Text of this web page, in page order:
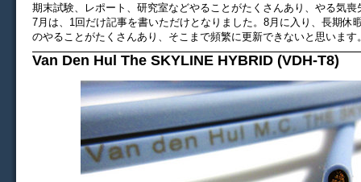
期末試験、レポート、研究室などやることがたくさんあり、やる気喪
7月は、1回だけ記事を書いただけとなりました。8月に入り、長期休
のやることがたくさんあり、そこまで頻繁に更新できないと思います
Van Den Hul The SKYLINE HYBRID (VDH-T8)